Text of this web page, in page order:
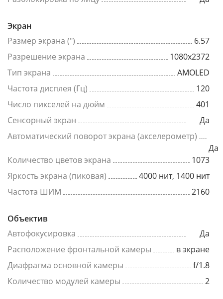
Экран
Размер экрана (")
6.57
Разрешение экрана
1080x2372
Тип экрана
AMOLED
Частота дисплея (Гц)
120
Число пикселей на дюйм
401
Сенсорный экран
Да
Автоматический поворот экрана (акселерометр)
Да
Количество цветов экрана
1073
Яркость экрана (пиковая)
4000 нит, 1400 нит
Частота ШИМ
2160
Объектив
Автофокусировка
Да
Расположение фронтальной камеры
в экране
Диафрагма основной камеры
f/1.8
Количество модулей камеры
2